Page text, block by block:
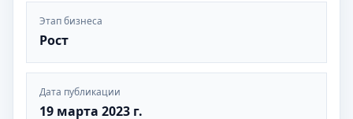
Этап бизнеса
Рост
Дата публикации
19 марта 2023 г.